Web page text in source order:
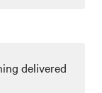
delivered